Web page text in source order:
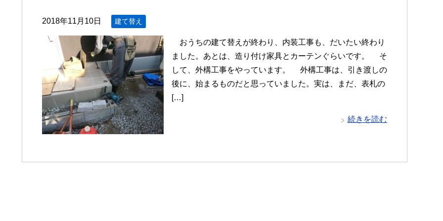
2018年11月10日 建て替え
おうちの建て替えが終わり、内装工事も、だいたい終わり
ました。あとは、造り付け家具とカーテンぐらいです。 そ
して、外構工事をやっています。 外構工事は、引き渡しの
後に、始まるものだと思っていました。実は、まだ、表札の
[…]
続きを読む